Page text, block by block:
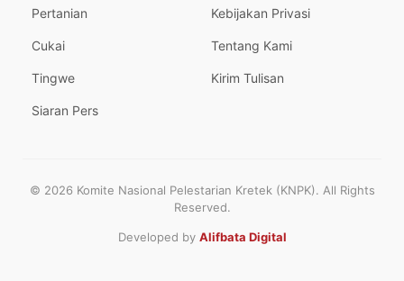
Pertanian
Cukai
Tingwe
Siaran Pers
Kebijakan Privasi
Tentang Kami
Kirim Tulisan
© 2026 Komite Nasional Pelestarian Kretek (KNPK). All Rights
Reserved.
Developed by Alifbata Digital